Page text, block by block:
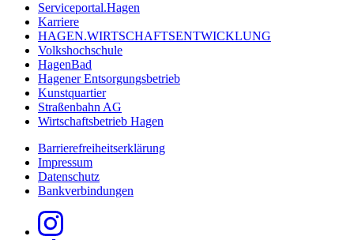
Serviceportal.Hagen
Karriere
HAGEN.WIRTSCHAFTSENTWICKLUNG
Volkshochschule
HagenBad
Hagener Entsorgungsbetrieb
Kunstquartier
Straßenbahn AG
Wirtschaftsbetrieb Hagen
Barrierefreiheitserklärung
Impressum
Datenschutz
Bankverbindungen